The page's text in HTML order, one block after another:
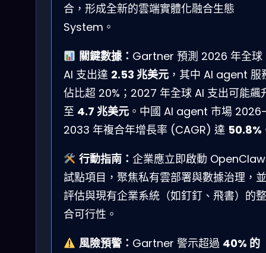
合，形成全新的雲端實體化融合生態
System。
關鍵數據： Gartner 預測 2026 年全球
AI 支出達 2.53 兆美元 ，其中 AI agent 服
佔比超 20%；2027 年全球 AI 支出可能飆
至 4.7 兆美元 。中國 AI agent 市場
2033 年複合年增長率 (CAGR) 達 50.8%
行動指南： 企業應立即啟動 OpenClaw
試點項目，聚焦私有雲部署與數據治理，並
評估與現有企業系統（如釘釘、飛書）的整
合可行性。
風險預警： Gartner 警示超過 40% 的